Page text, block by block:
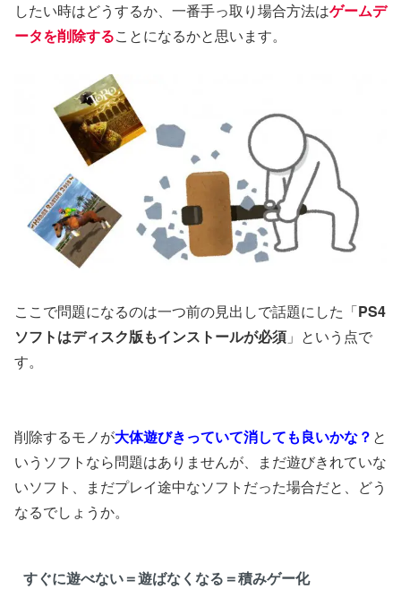
したい時はどうするか、一番手っ取り場合方法はゲームデ
ータを削除することになるかと思います。
ここで問題になるのは一つ前の見出しで話題にした「PS4
ソフトはディスク版もインストールが必須 」という点で
す。
削除するモノが大体遊びきっていて消しても良いかな？ と
いうソフトなら問題はありませんが、まだ遊びきれていな
いソフト、まだプレイ途中なソフトだった場合だと、どう
なるでしょうか。
すぐに遊べない＝遊ばなくなる＝積みゲー化